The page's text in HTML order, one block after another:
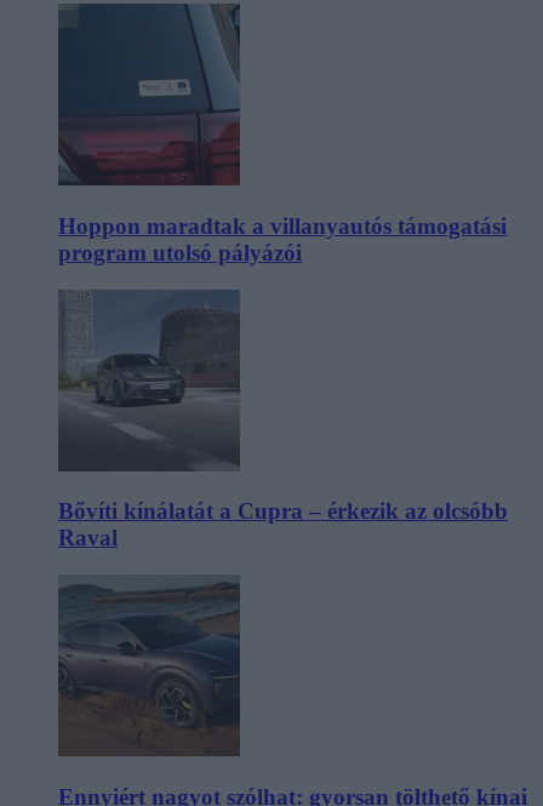
Hoppon maradtak a villanyautós támogatási
program utolsó pályázói
Bővíti kínálatát a Cupra – érkezik az olcsóbb
Raval
Ennyiért nagyot szólhat: gyorsan tölthető kínai